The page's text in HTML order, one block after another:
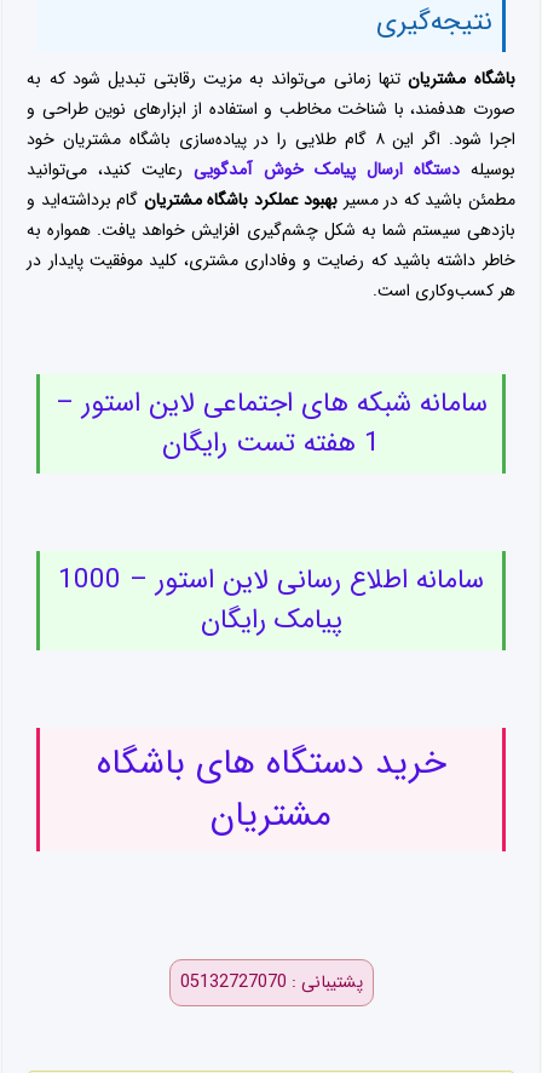
نتیجه‌گیری
باشگاه مشتریانتنها زمانی می‌تواند به مزیت رقابتی تبدیل شود که به
صورت هدفمند، با شناخت مخاطب و استفاده از ابزارهای نوین طراحی و
اجرا شود. اگر این ۸ گام طلایی را در پیاده‌سازی باشگاه مشتریان خود
بوسیلهدستگاه ارسال پیامک خوش آمدگویی رعایت کنید، می‌توانید
مطمئن باشید که در مسیر بهبود عملکرد باشگاه مشتریان گام برداشته‌اید و
بازدهی سیستم شما به شکل چشم‌گیری افزایش خواهد یافت. همواره به
خاطر داشته باشید که رضایت و وفاداری مشتری، کلید موفقیت پایدار در
هر کسب‌وکاری است.
سامانه شبکه های اجتماعی لاین استور –
1 هفته تست رایگان
سامانه اطلاع رسانی لاین استور – 1000
پیامک رایگان
خرید دستگاه های باشگاه
مشتریان
پشتیبانی : 05132727070